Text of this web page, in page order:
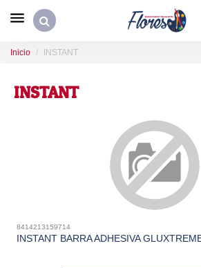
Inicio INSTANT
INSTANT
8414213159714
INSTANT BARRA ADHESIVA